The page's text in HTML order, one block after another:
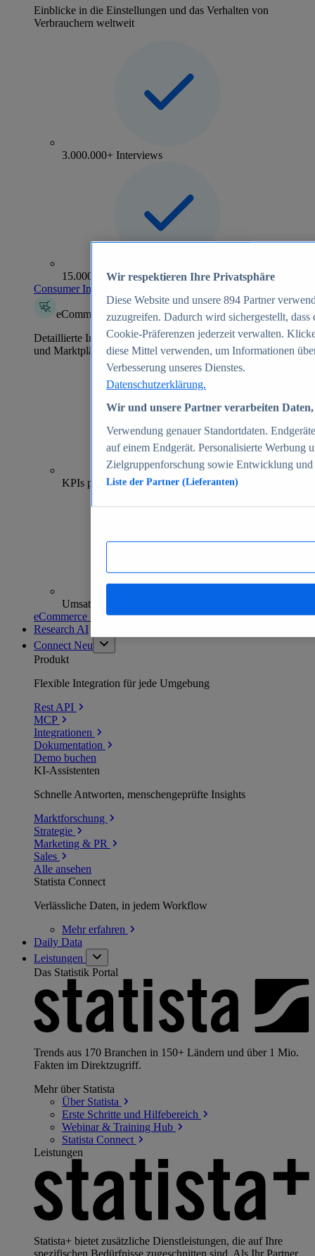
Einblicke in die Einstellungen und das Verhalten von
Verbrauchern weltweit
3.000.000+ Interviews
15.000+ Marken
Consumer Insights entdecken
eCommerce Insights
Detaillierte Informationen zu mehr als 39.000 Online-Shops
und Marktplätzen
70+
KPIs pro Shop
Umsatzanalysen und -prognosen
eCommerce Insights entdecken
Research AI
Connect Neu
Produkt
Flexible Integration für jede Umgebung
Rest API
MCP
Integrationen
Dokumentation
Demo buchen
KI-Assistenten
Schnelle Antworten, menschengeprüfte Insights
Marktforschung
Strategie
Marketing & PR
Sales
Alle ansehen
Statista Connect
Verlässliche Daten, in jedem Workflow
Mehrerfahren
Daily Data
Leistungen
Das Statistik Portal
Trends aus 170 Branchen in 150+ Ländern und über 1 Mio.
Fakten im Direktzugriff.
Mehr über Statista
Über Statista
Erste Schritte und Hilfebereich
Webinar & Training Hub
Statista Connect
Leistungen
Statista+ bietet zusätzliche Dienstleistungen, die auf Ihre
spezifischen Bedürfnisse zugeschnitten sind. Als Ihr Partner
Wir respektieren Ihre Privatsphäre
Diese Website und unsere 894 Partner
zuzugreifen. Dadurch wird sichergestellt,
Cookie-Präferenzen jederzeit verwalten.
diese Mittel verwenden, um Informationen
Verbesserung unseres Dienstes.
Datenschutzerklärung.
Wir und unsere Partner verarbeiten
Verwendung genauer Standortdaten.
auf einem Endgerät. Personalisierte Werbung
Zielgruppenforschung sowie Entwicklung
Liste der Partner (Lieferanten)